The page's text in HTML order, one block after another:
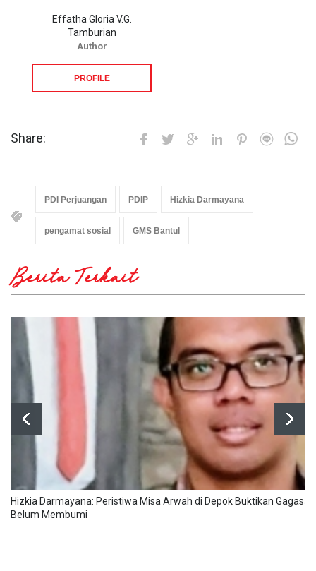
Effatha Gloria V.G.
Tamburian
Author
PROFILE
Share:
PDI Perjuangan PDIP Hizkia Darmayana
pengamat sosial GMS Bantul
Berita Terkait
Hizkia Darmayana: Peristiwa Misa Arwah di Depok Buktikan
Belum Membumi